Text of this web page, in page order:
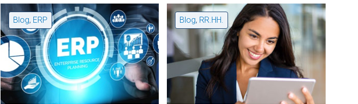
Blog, ERP Blog, RR.HH.